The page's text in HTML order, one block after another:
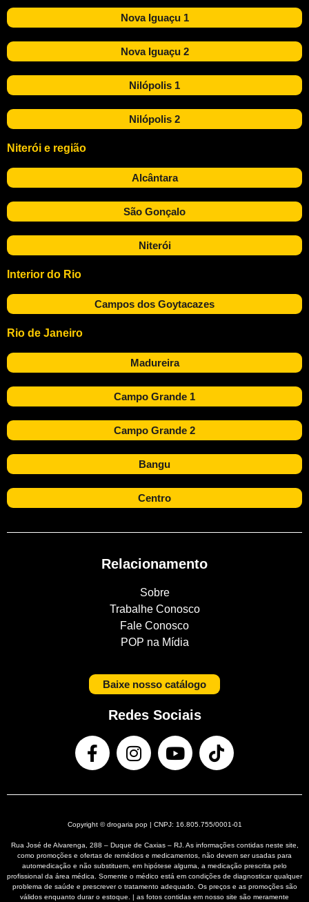
Nova Iguaçu 1
Nova Iguaçu 2
Nilópolis 1
Nilópolis 2
Niterói e região
Alcântara
São Gonçalo
Niterói
Interior do Rio
Campos dos Goytacazes
Rio de Janeiro
Madureira
Campo Grande 1
Campo Grande 2
Bangu
Centro
Relacionamento
Sobre
Trabalhe Conosco
Fale Conosco
POP na Mídia
Baixe nosso catálogo
Redes Sociais
Copyright © drogaria pop | CNPJ: 16.805.755/0001-01
Rua José de Alvarenga, 288 – Duque de Caxias – RJ. As informações contidas neste site,
como promoções e ofertas de remédios e medicamentos, não devem ser usadas para
automedicação e não substituem, em hipótese alguma, a medicação prescrita pelo
profissional da área médica. Somente o médico está em condições de diagnosticar qualquer
problema de saúde e prescrever o tratamento adequado. Os preços e as promoções são
válidos enquanto durar o estoque. | as fotos contidas em nosso site são meramente